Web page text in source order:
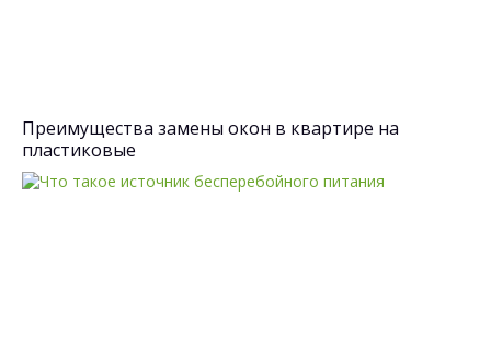
Преимущества замены окон в квартире на
пластиковые